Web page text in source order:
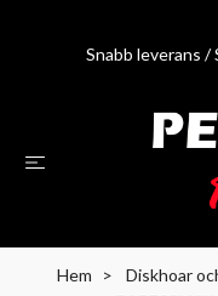
Snabb leverans /
Hem Diskhoar